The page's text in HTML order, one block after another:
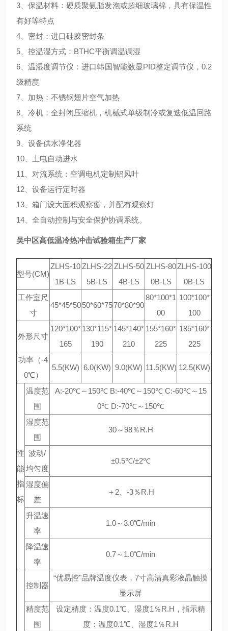
3、保温材料：硬质聚氨脂发泡或超细玻璃棉，具有保温性
有好等特点
4、密封：进口硅胶密封条
5、控温湿方式：BTHC平衡调温调湿
6、温湿度调节仪：进口韩国智能数显PID整定调节仪，0.2
级精度
7、加热：不锈钢翅片空气加热
8、冷机：全封闭压缩机，机械式单级制冷或复迭低温回路
系统
9、设备供水净化器
10、上电自动进水
11、对流系统：空调电机定制铝风叶
12、设备运行定时器
13、箱门设大面积观察窗，并配有观察灯
14、全自动控制与安全保护协调系统。
吴中区高低温冷热冲击试验箱生产厂家
型号(CM)
ZLHS-10
1B-LS
ZLHS-22
5B-LS
ZLHS-50
4B-LS
ZLHS-80
0B-LS
ZLHS-100
0B-LS
工作室尺
寸
45*45*50 50*60*7570*80*90
80*100*1
00
100*100*
100
外形尺寸
120*100*
165
130*115*
190
145*140*
210
155*160*
225
185*160*
225
功率（-4
0℃）
5.5(KW) 6.0(KW) 9.0(KW) 11.5(KW) 12.5(KW)
性
能
指
标
温度范
围
A:-20℃～150℃ B:-40℃～150℃ C:-60℃～15
0℃ D:-70℃～150℃
湿度范
围
30～98％R.H
波动/
均匀度
±0.5℃/±2℃
湿度偏
差
＋2、-3％R.H
升温速
率
1.0～3.0℃/min
降温速
率
0.7～1.0℃/min
控制器
“优易控"品牌温度仪表，7寸高清真彩液晶触摸
显示屏
精度范
围
设定精度：温度0.1℃、湿度1％R.H，指示精
度：温度0.1℃、湿度1％R.H